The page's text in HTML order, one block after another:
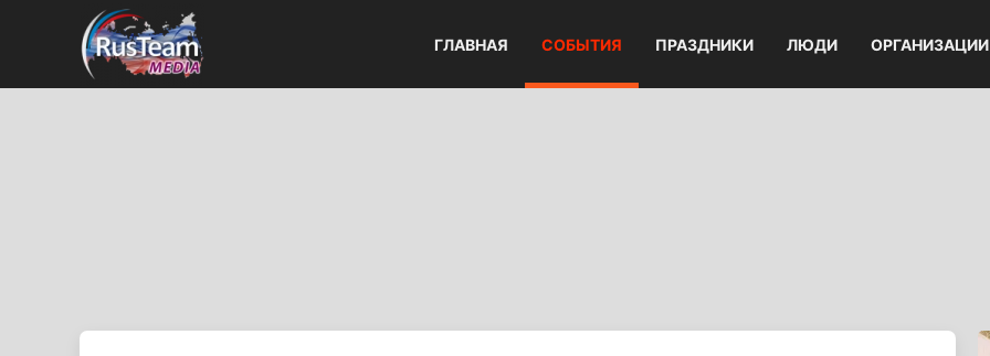
ГЛАВНАЯ СОБЫТИЯ ПРАЗДНИКИ ЛЮДИ ОРГАНИЗАЦИИ